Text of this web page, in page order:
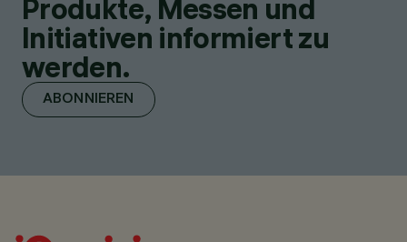
Produkte, Messen und
Initiativen informiert zu
werden.
ABONNIEREN